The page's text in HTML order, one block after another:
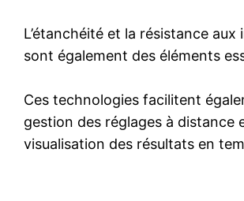
L’étanchéité et la résistance aux
sont également des éléments
Ces technologies facilitent
gestion des réglages à distance
visualisation des résultats en